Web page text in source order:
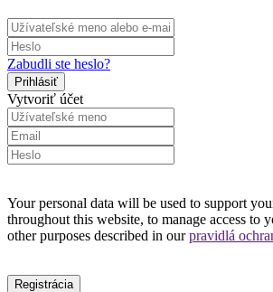
Zabudli ste heslo?
Vytvoriť účet
Your personal data will be used to support
throughout this website, to manage access to
other purposes described in ourpravidlá